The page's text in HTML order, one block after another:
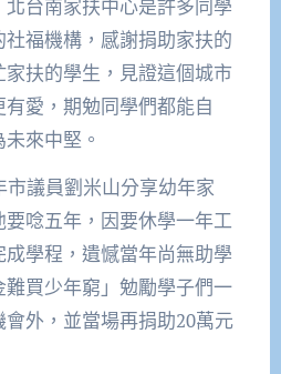
台南家扶中心是許多同學
福機構，感謝捐助家扶的
扶的學生，見證這個城市
愛，期勉同學們都能自
來中堅。
議員劉米山分享幼年家
唸五年，因要休學一年工
學程，遺憾當年尚無助學
買少年窮」勉勵學子們一
外，並當場再捐助20萬元